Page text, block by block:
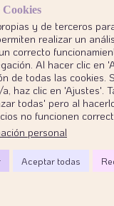
CATÁLOGOS
Cookies
y de terceros
realizar un
correcto
Al hacer clic en
de todas las cookies.
haz clic en 'Ajustes'.
todas' pero al
no funcionen
personal
Aceptar todas